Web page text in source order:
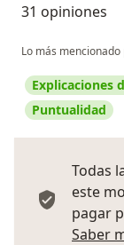
31 opiniones
Lo más
Explicaciones
Puntualidad
Todas
este
pagar
Saber